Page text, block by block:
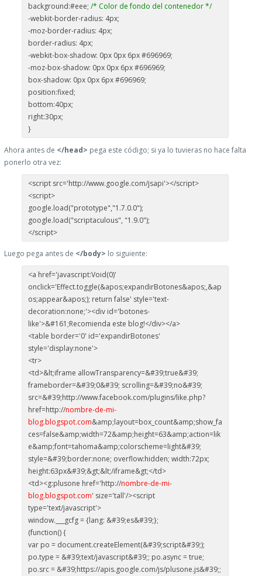
background:#eee; /* Color de fondo del contenedor */
-webkit-border-radius: 4px;
-moz-border-radius: 4px;
border-radius: 4px;
-webkit-box-shadow: 0px 0px 6px #696969;
-moz-box-shadow: 0px 0px 6px #696969;
box-shadow: 0px 0px 6px #696969;
position:fixed;
bottom:40px;
right:30px;
}
Ahora antes de </head> pega este código; si ya lo tuvieras no hace falta
ponerlo otra vez:
<script src='http://www.google.com/jsapi'></script>
<script>
google.load("prototype","1.7.0.0");
google.load("scriptaculous", "1.9.0");
</script>
Luego pega antes de </body> lo siguiente:
<a href='javascript:Void(0)'
onclick='Effect.toggle(&apos;expandirBotones&apos;,&ap
os;appear&apos;); return false' style='text-
decoration:none;'><div id='botones-
like'>&#161;Recomienda este blog!</div></a>
<table border='0' id='expandirBotones'
style='display:none'>
<tr>
<td>&lt;iframe allowTransparency=&#39;true&#39;
frameborder=&#39;0&#39; scrolling=&#39;no&#39;
src=&#39;http://www.facebook.com/plugins/like.php?
href=http://nombre-de-mi-
blog.blogspot.com&amp;layout=box_count&amp;show_fa
ces=false&amp;width=72&amp;height=63&amp;action=lik
e&amp;font=tahoma&amp;colorscheme=light&#39;
style=&#39;border:none; overflow:hidden; width:72px;
height:63px&#39;&gt;&lt;/iframe&gt;</td>
<td><g:plusone href='http://nombre-de-mi-
blog.blogspot.com' size='tall'/><script
type='text/javascript'>
window.___gcfg = {lang: &#39;es&#39;};
(function() {
var po = document.createElement(&#39;script&#39;);
po.type = &#39;text/javascript&#39;; po.async = true;
po.src = &#39;https://apis.google.com/js/plusone.js&#39;;